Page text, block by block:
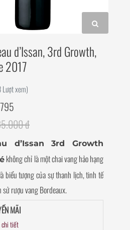
d’Issan, 3rd Growth,
2017
Lượt xem)
đ
d’Issan 3rd Growth
không chỉ là một chai vang hảo hạng
biểu tượng của sự thanh lịch, tinh tế
rượu vang Bordeaux.
MÃI
chi tiết